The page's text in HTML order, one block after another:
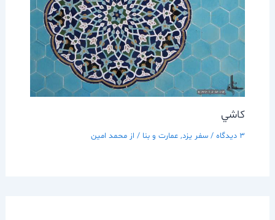
كاشي
3 دیدگاه / سفر يزد, عمارت و بنا / از محمد امین